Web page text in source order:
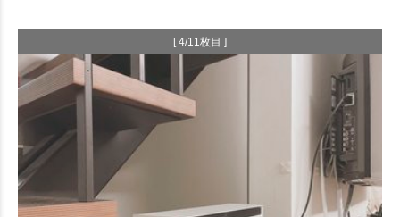
[ 4/11枚目 ]